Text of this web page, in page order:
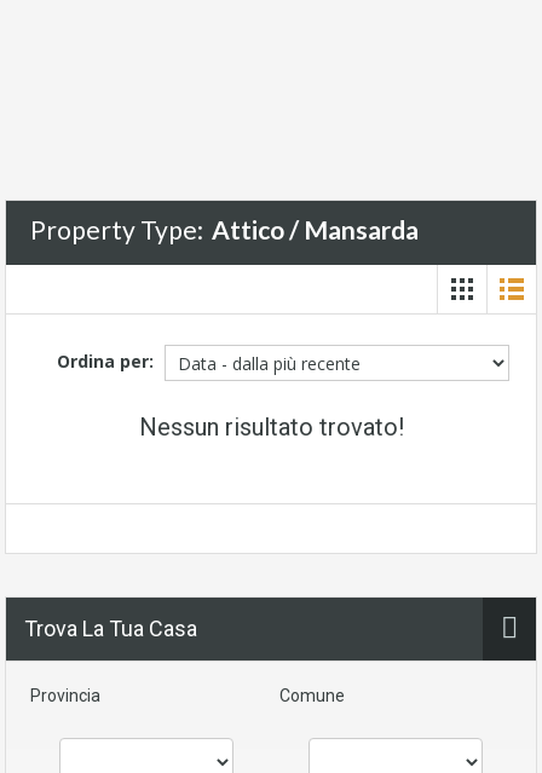
Property Type: Attico / Mansarda
Ordina per:
Nessun risultato trovato!
Trova La Tua Casa
Provincia Comune